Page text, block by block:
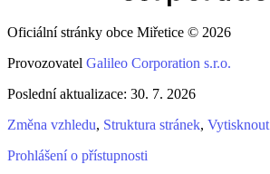
Oficiální stránky obce Miřetice © 2026
Provozovatel Galileo Corporation s.r.o.
Poslední aktualizace: 30. 7. 2026
Změna vzhledu, Struktura stránek, Vytisknout
Prohlášení o přístupnosti